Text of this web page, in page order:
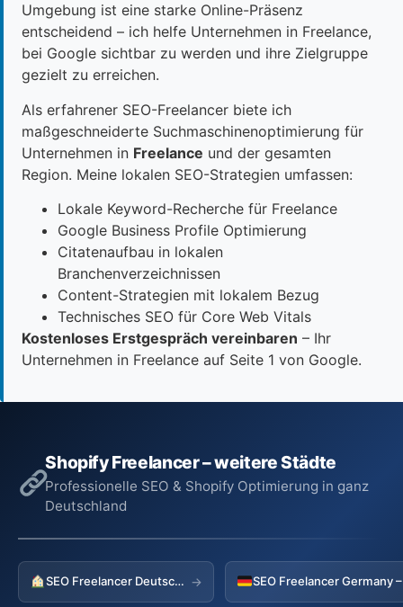
Umgebung ist eine starke Online-Präsenz
entscheidend – ich helfe Unternehmen in Freelance,
bei Google sichtbar zu werden und ihre Zielgruppe
gezielt zu erreichen.
Als erfahrener SEO-Freelancer biete ich
maßgeschneiderte Suchmaschinenoptimierung für
Unternehmen in Freelance und der gesamten
Region. Meine lokalen SEO-Strategien umfassen:
Lokale Keyword-Recherche für Freelance
Google Business Profile Optimierung
Citatenaufbau in lokalen
Branchenverzeichnissen
Content-Strategien mit lokalem Bezug
Technisches SEO für Core Web Vitals
Kostenloses Erstgespräch vereinbaren – Ihr
Unternehmen in Freelance auf Seite 1 von Google.
Shopify Freelancer – weitere Städte
Professionelle SEO & Shopify Optimierung in ganz
Deutschland
SEO Freelancer Deutschland →